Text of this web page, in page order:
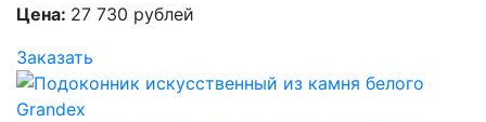
Цена: 27 730 рублей
Заказать